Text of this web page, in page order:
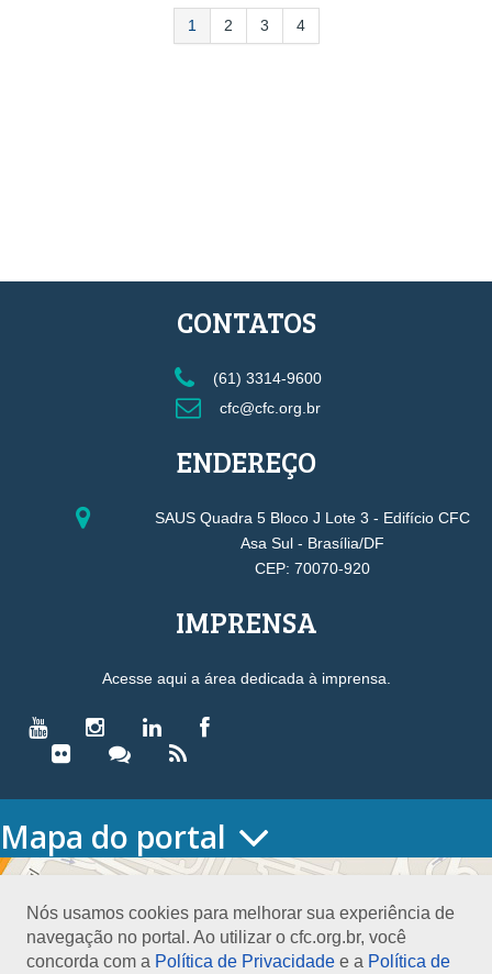
1 2 3 4
Nós usamos cookies para melhorar sua experiência de
navegação no portal. Ao utilizar o cfc.org.br, você
concorda com a Política de Privacidade e a Política de
CONTATOS
(61) 3314-9600
cfc@cfc.org.br
ENDEREÇO
SAUS Quadra 5 Bloco J Lote 3 - Edifício CFC
Asa Sul - Brasília/DF
CEP: 70070-920
IMPRENSA
Acesse aqui a área dedicada à imprensa.
Mapa do portal
HOME
Conselho Diretor
Nossa Sede
Planejamento